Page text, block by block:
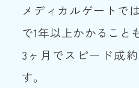
メディカルゲートで
で1年以上かかること
3ヶ月でスピード成
す。